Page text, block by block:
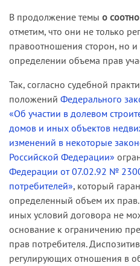
В продолжение темы о
отметим, что они не только
правоотношения сторон, но
определении объема прав
Так, согласно судебной
положений Федерального
«Об участии в долевом
домов и иных объектов
изменений в некоторые
Российской Федерации»
Федерации от 07.02.92 №
потребителей», который
определенный объем их
иных условий договора не
основание к ограничению
прав потребителя.
регулирующих отношения в